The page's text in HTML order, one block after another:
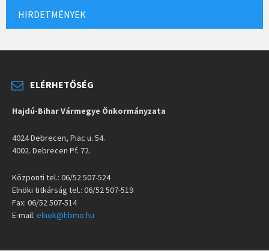
HIRDETMÉNYEK
ELÉRHETŐSÉG
Hajdú-Bihar Vármegye Önkormányzata
4024 Debrecen, Piac u. 54.
4002. Debrecen Pf. 72.
Központi tel.: 06/52 507-524
Elnöki titkárság tel.: 06/52 507-519
Fax: 06/52 507-514
E-mail: elnok@hbmo.hu